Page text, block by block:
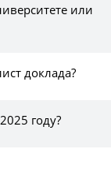
или
доклада?
году?